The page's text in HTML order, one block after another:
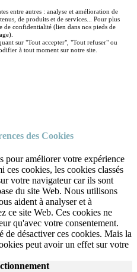
entre autres : analyse et amélioration de
de produits et de services... Pour plus
confidentialité (lien dans nos pieds de
sur "Tout accepter", "Tout refuser" ou
à tout moment sur notre site.
des Cookies
pour améliorer votre expérience
ces cookies, les cookies classés
votre navigateur car ils sont
du site Web. Nous utilisons
aident à analyser et à
ce site Web. Ces cookies ne
qu'avec votre consentement.
de désactiver ces cookies. Mais la
peut avoir un effet sur votre